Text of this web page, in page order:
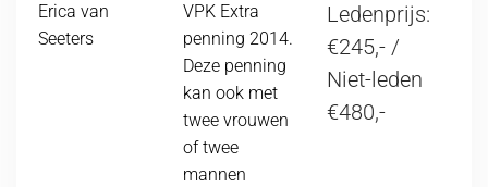
Erica van
Seeters
VPK Extra
penning 2014.
Deze penning
kan ook met
twee vrouwen
of twee
mannen
Ledenprijs:
€245,- /
Niet-leden
€480,-